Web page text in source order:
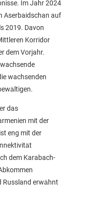
Im Jahr 2024
Aserbaidschan auf
2019. Davon
Korridor
dem Vorjahr.
wachsenden
das
mit der
eng mit der
dem Karabach-
Russland erwähnt